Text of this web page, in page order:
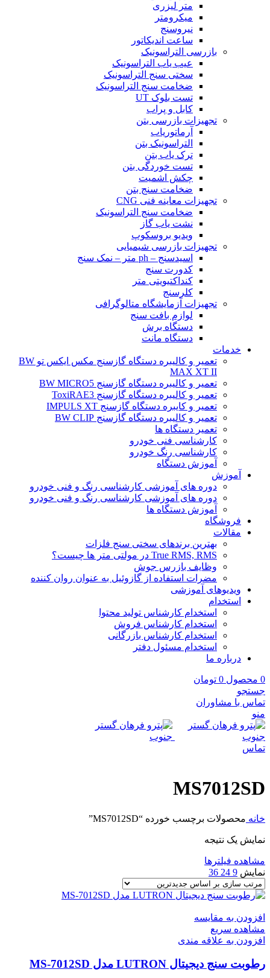
متر لیزری
میکرومتر
نیروسنج
ساعت اندیکاتور
بازرسی التراسونیک
عیب یاب التراسونیک
سختی سنج التراسونیک
ضخامت سنج التراسونیک
تست بلوک UT
کابل و پراب
تجهیزات بازرسی بتن
آرماتوریاب
التراسونیک بتن
ترک یاب بتن
تست خوردگی بتن
چکش اشمیت
ضخامت سنج بتن
تجهیزات معاینه فنی CNG
ضخامت سنج التراسونیک
نشت یاب گاز
ویدیو بروسکوپ
تجهیزات بازرسی شیمیایی
اسیدسنج – ph متر – نمک سنج
کدورت سنج
کنداکتیویتی متر
کلرسنج
تجهیزات آزمایشگاه متالوگرافی
لوازم بافت سنج
دستگاه برش
دستگاه مانت
خدمات
تعمیر و کالیبره دستگاه گازسنج مکس ایکس تو BW
MAX XT II
تعمیر و کالیبره دستگاه گازسنج BW MICRO5
تعمیر و کالیبره دستگاه گازسنج ToxiRAE3
تعمیر و کایبره دستگاه گازسنج IMPULS XT
تعمیر و کالیبره دستگاه گازسنج BW CLIP
تعمیر دستگاه ها
کارشناسی فنی خودرو
کارشناسی رنگ خودرو
آموزش دستگاه
آموزش
دوره های آموزشی کارشناسی رنگ و فنی خودرو
دوره های آموزشی کارشناسی رنگ و فنی خودرو
آموزش دستگاه ها
فروشگاه
مقالات
بهترین برندهای سختی سنج فلزات
True RMS, RMS در مولتی متر ها چیست؟
وظایف بازرس جوش
مضرات استفاده از گازوئیل به عنوان روان کننده
ویدیوهای آموزشی
استخدام
استخدام کارشناس تولید محتوا
استخدام کارشناس فروش
استخدام کارشناس بازرگانی
استخدام مسئول دفتر
درباره ما
0 محصول 0 تومان
جستجو
تماس با مشاوران
منو
تماس
MS7012SD
خانه محصولات برچسب خورده “MS7012SD”
نمایش یک نتیجه
مشاهده فیلترها
نمایش 9
24
36
افزودن به مقایسه
مشاهده سریع
افزودن به علاقه مندی
رطوبت سنج دیجیتال LUTRON مدل MS-7012SD